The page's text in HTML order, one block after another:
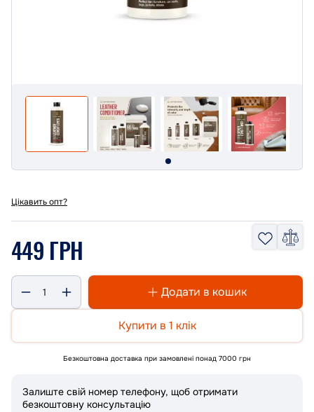
Цікавить опт?
449 ГРН
Додати в кошик
Купити в 1 клік
Безкоштовна доставка при замовлені понад 7000 грн
Залиште свій номер телефону, щоб отримати
безкоштовну консультацію